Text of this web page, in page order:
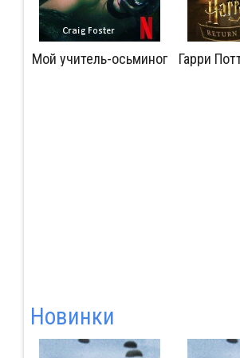
Мой учитель-осьминог
Новинки